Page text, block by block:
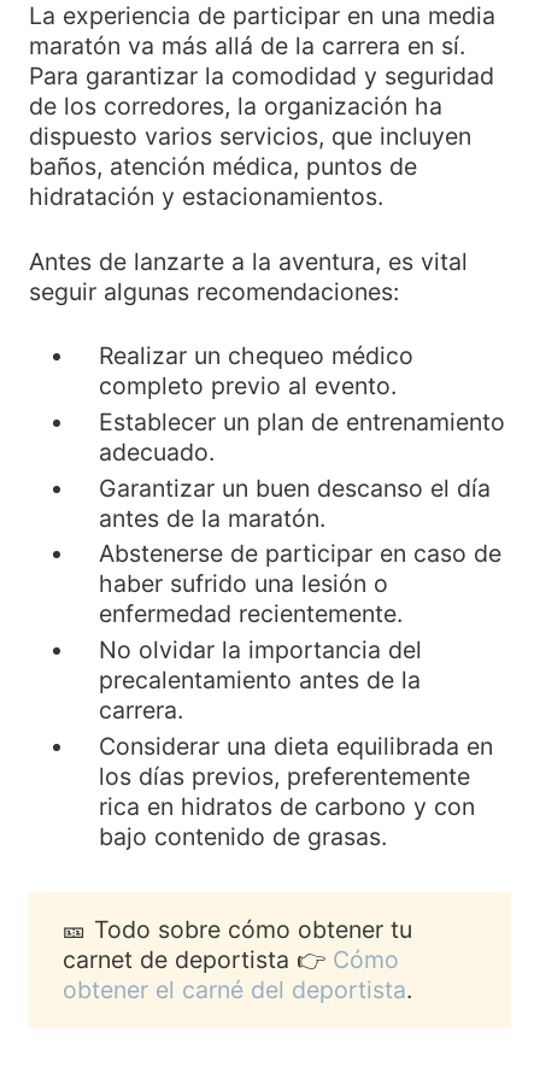
La experiencia de participar en una media
maratón va más allá de la carrera en sí.
Para garantizar la comodidad y seguridad
de los corredores, la organización ha
dispuesto varios servicios, que incluyen
baños, atención médica, puntos de
hidratación y estacionamientos.
Antes de lanzarte a la aventura, es vital
seguir algunas recomendaciones:
Realizar un chequeo médico
completo previo al evento.
Establecer un plan de entrenamiento
adecuado.
Garantizar un buen descanso el día
antes de la maratón.
Abstenerse de participar en caso de
haber sufrido una lesión o
enfermedad recientemente.
No olvidar la importancia del
precalentamiento antes de la
carrera.
Considerar una dieta equilibrada en
los días previos, preferentemente
rica en hidratos de carbono y con
bajo contenido de grasas.
🎫 Todo sobre cómo obtener tu
carnet de deportista 👉 Cómo
obtener el carné del deportista.